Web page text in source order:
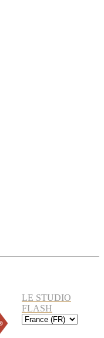
LE STUDIO
FLASH